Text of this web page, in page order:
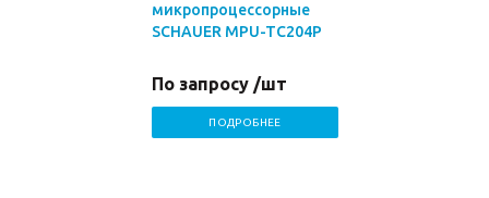
микропроцессорные
SCHAUER MPU-TC204P
По запросу /шт
ПОДРОБНЕЕ